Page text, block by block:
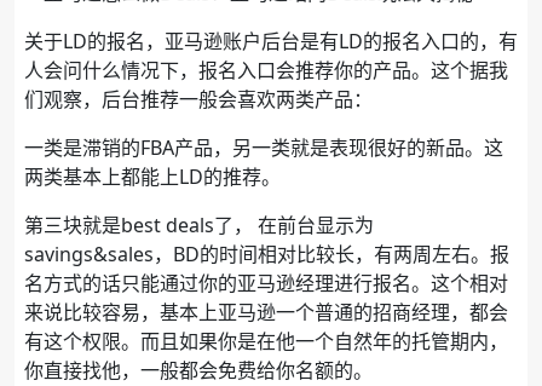
关于LD的报名，亚马逊账户后台是有LD的报名入口的，有
人会问什么情况下，报名入口会推荐你的产品。这个据我
们观察，后台推荐一般会喜欢两类产品：
一类是滞销的FBA产品，另一类就是表现很好的新品。这
两类基本上都能上LD的推荐。
第三块就是best deals了， 在前台显示为
savings&sales，BD的时间相对比较长，有两周左右。报
名方式的话只能通过你的亚马逊经理进行报名。这个相对
来说比较容易，基本上亚马逊一个普通的招商经理，都会
有这个权限。而且如果你是在他一个自然年的托管期内，
你直接找他，一般都会免费给你名额的。